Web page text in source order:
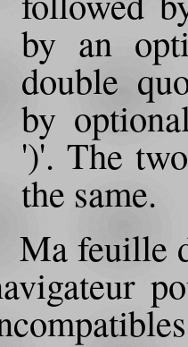
by an
double
by
')'. The
the same.
Ma feuille